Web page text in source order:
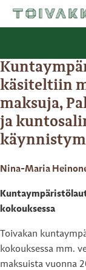
käsiteltiin
maksuja,
ja
Nina-Maria
kokouksessa
Toivakan
kokouksessa mm.
maksuista vuonna